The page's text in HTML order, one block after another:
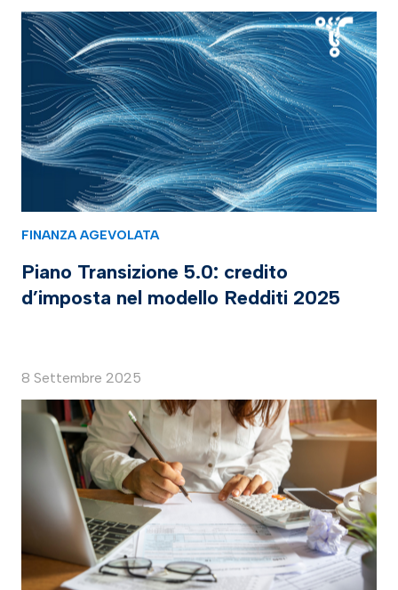
FINANZA AGEVOLATA
Piano Transizione 5.0: credito
d’imposta nel modello Redditi 2025
8 Settembre 2025